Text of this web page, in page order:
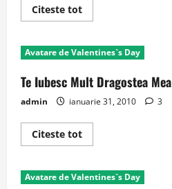
Citeste totRead
more
de
Dragoste
de
Ziua
Indragostitilor
Avatare de Valentines`s Day
Te Iubesc Mult Dragostea Mea
admin ianuarie 31, 2010 3
Citeste totRead
more
Iubesc
Mult
Avatare de Valentines`s Day